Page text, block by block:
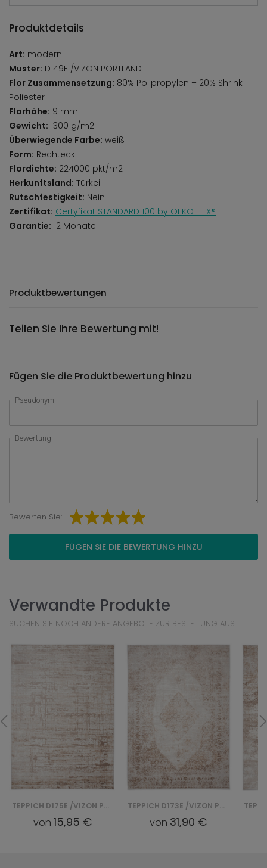
Produktdetails
Art: modern
Muster: D149E /VIZON PORTLAND
Flor Zusammensetzung: 80% Polipropylen + 20% Shrink
Poliester
Florhöhe: 9 mm
Gewicht: 1300 g/m2
Überwiegende Farbe: weiß
Form: Rechteck
Flordichte: 224000 pkt/m2
Herkunftsland: Türkei
Rutschfestigkeit: Nein
Zertifikat: Certyfikat STANDARD 100 by OEKO-TEX®
Garantie: 12 Monate
Produktbewertungen
Teilen Sie Ihre Bewertung mit!
Fügen Sie die Produktbewertung hinzu
Pseudonym
Bewertung
Bewerten Sie:
FÜGEN SIE DIE BEWERTUNG HINZU
Verwandte Produkte
SUCHEN SIE NOCH ANDERE ANGEBOTE ZUR BESTELLUNG AUS
TEPPICH D175E /VIZON PORTLAND - BIAŁY
von 15,95 €
TEPPICH D173E /VIZON PORTLAND - BIAŁY
von 31,90 €